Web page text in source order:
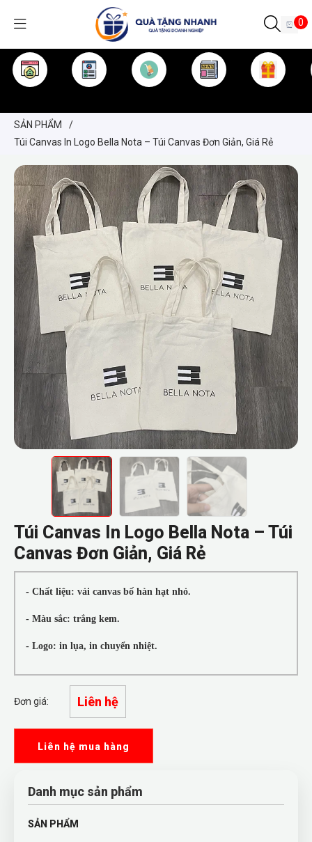
0
SẢN PHẨM
/
Túi Canvas In Logo Bella Nota – Túi Canvas Đơn Giản, Giá Rẻ
Túi Canvas In Logo Bella Nota – Túi
Canvas Đơn Giản, Giá Rẻ
- Chất liệu: vải canvas bố hàn hạt nhỏ.
- Màu sắc: trắng kem.
- Logo: in lụa, in chuyển nhiệt.
Đơn giá: Liên hệ
Liên hệ mua hàng
Danh mục sản phẩm
SẢN PHẨM